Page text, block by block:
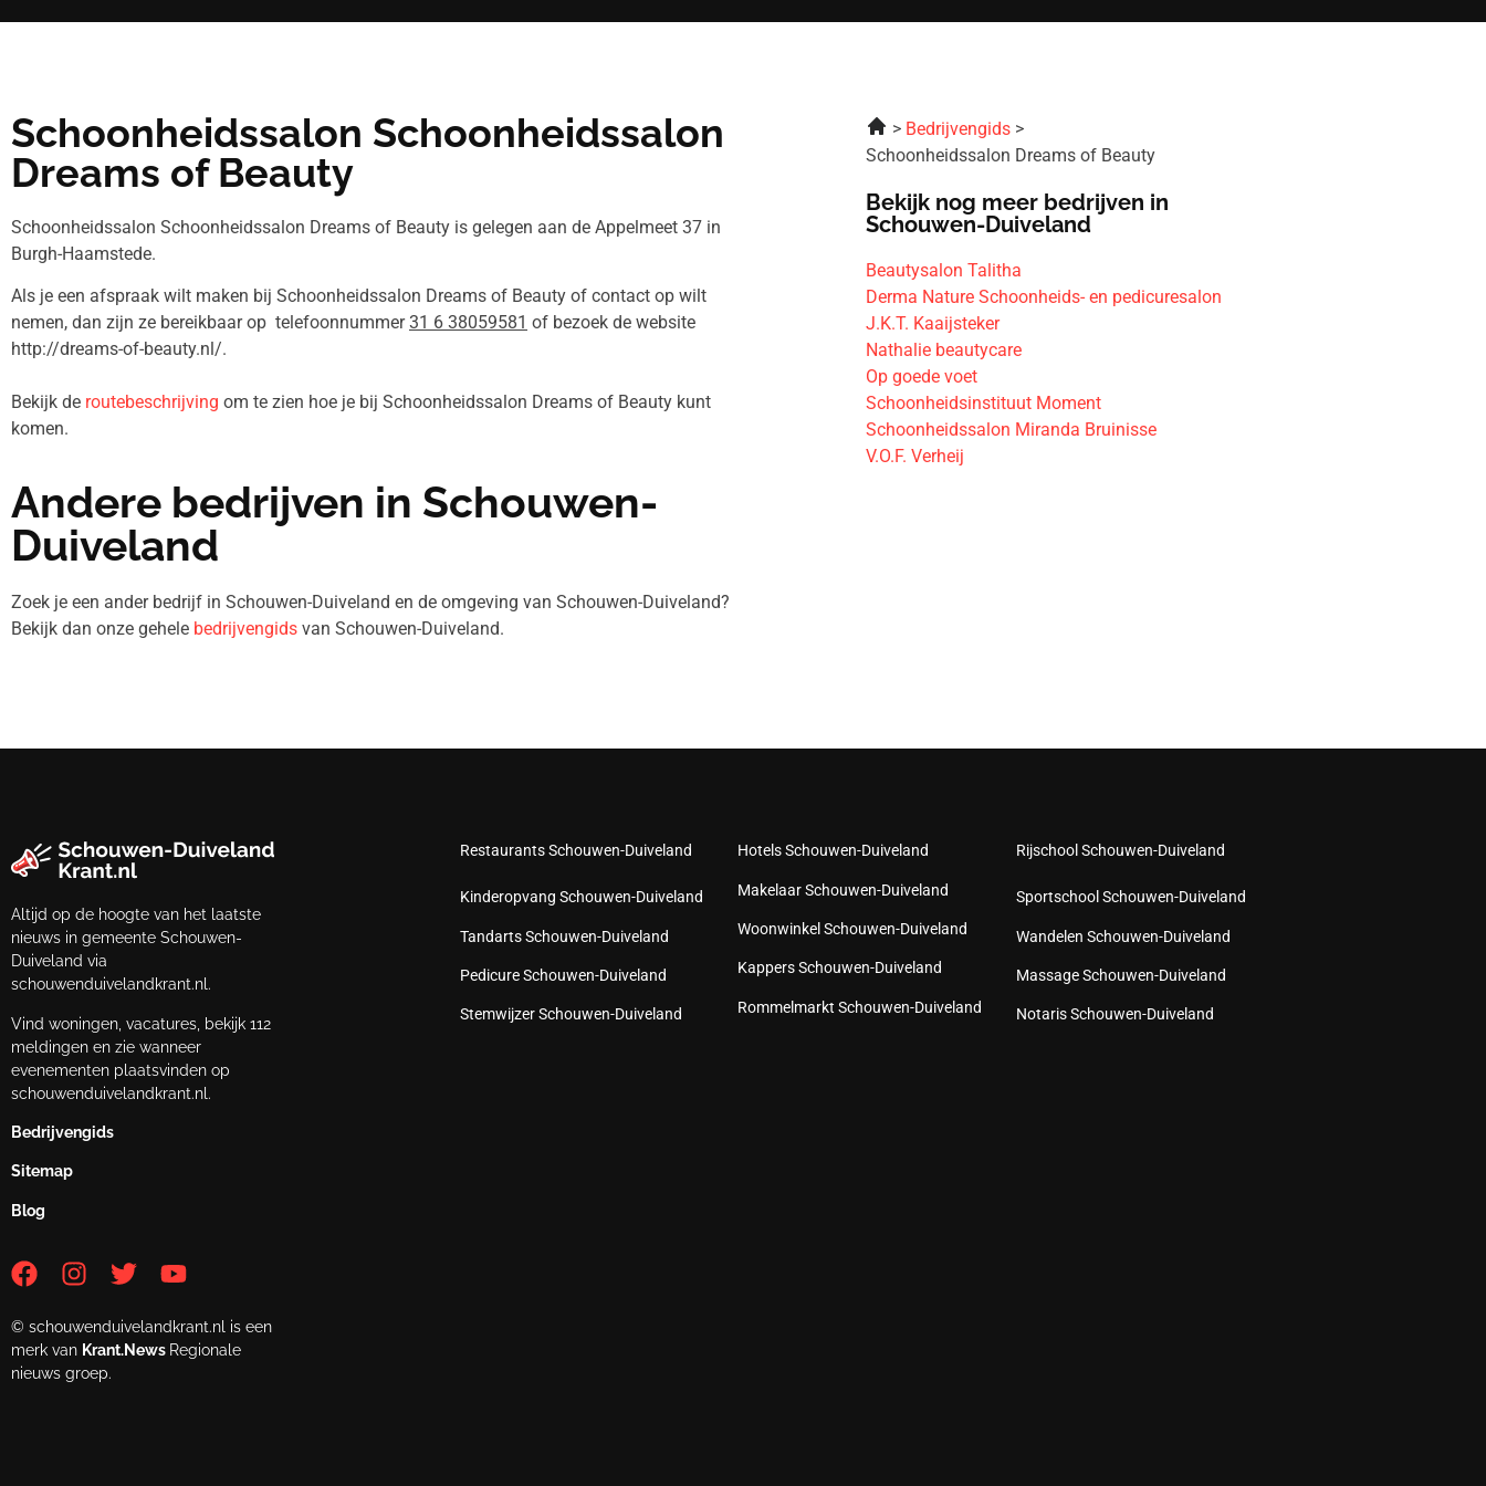
Schoonheidssalon Schoonheidssalon
Dreams of Beauty
Schoonheidssalon Schoonheidssalon Dreams of Beauty is gelegen aan de Appelmeet 37 in
Burgh-Haamstede.
Als je een afspraak wilt maken bij Schoonheidssalon Dreams of Beauty of contact op wilt
nemen, dan zijn ze bereikbaar op telefoonnummer31 6 38059581 of bezoek de website
http://dreams-of-beauty.nl/.
Bekijk de routebeschrijving om te zien hoe je bij Schoonheidssalon Dreams of Beauty kunt
komen.
Andere bedrijven in Schouwen-
Duiveland
Zoek je een ander bedrijf in Schouwen-Duiveland en de omgeving van Schouwen-Duiveland?
Bekijk dan onze gehele bedrijvengids van Schouwen-Duiveland.
Bedrijvengids
Schoonheidssalon Dreams of Beauty
Bekijk nog meer bedrijven in
Schouwen-Duiveland
Beautysalon Talitha
Derma Nature Schoonheids- en pedicuresalon
J.K.T. Kaaijsteker
Nathalie beautycare
Op goede voet
Schoonheidsinstituut Moment
Schoonheidssalon Miranda Bruinisse
V.O.F. Verheij
Altijd op de hoogte van het laatste
nieuws in gemeente Schouwen-
Duiveland via
schouwenduivelandkrant.nl.
Vind woningen, vacatures, bekijk 112
meldingen en zie wanneer
evenementen plaatsvinden op
schouwenduivelandkrant.nl.
Bedrijvengids
Sitemap
Blog
© schouwenduivelandkrant.nl is een
merk van Krant.News Regionale
nieuws groep.
Restaurants Schouwen-Duiveland
Kinderopvang Schouwen-Duiveland
Tandarts Schouwen-Duiveland
Pedicure Schouwen-Duiveland
Stemwijzer Schouwen-Duiveland
Hotels Schouwen-Duiveland
Makelaar Schouwen-Duiveland
Woonwinkel Schouwen-Duiveland
Kappers Schouwen-Duiveland
Rommelmarkt Schouwen-Duiveland
Rijschool Schouwen-Duiveland
Sportschool Schouwen-Duiveland
Wandelen Schouwen-Duiveland
Massage Schouwen-Duiveland
Notaris Schouwen-Duiveland